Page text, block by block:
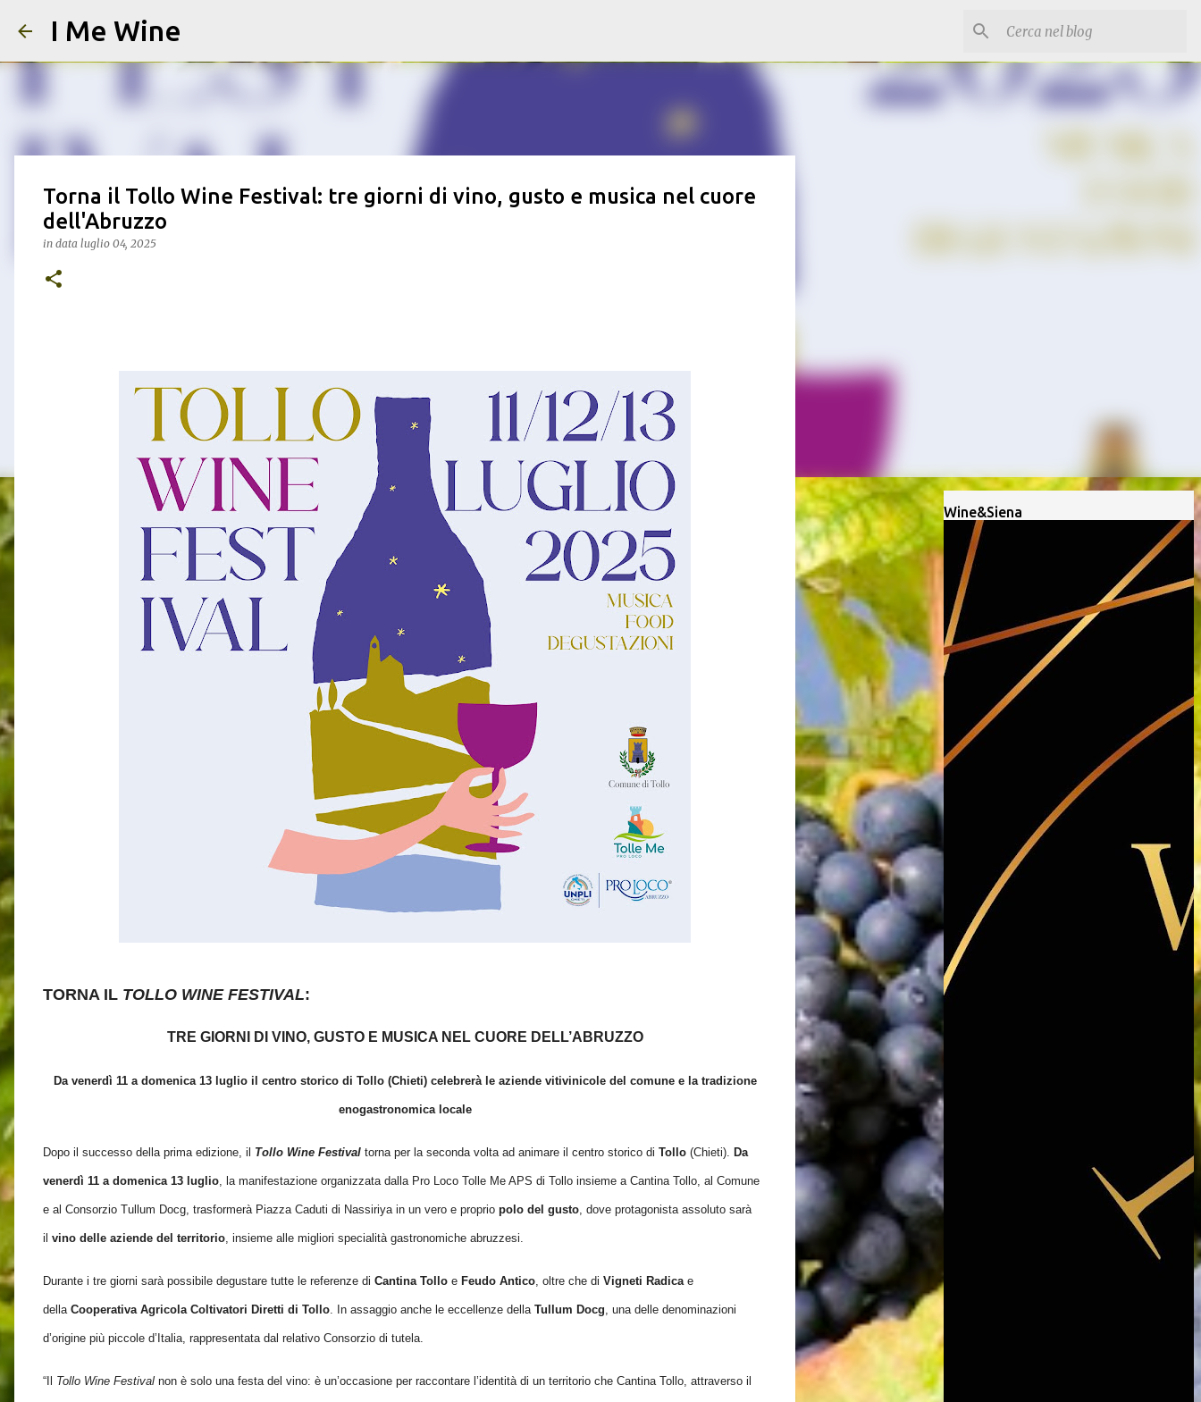
I Me Wine
Torna il Tollo Wine Festival: tre giorni di vino, gusto e musica nel cuore
dell'Abruzzo
in data luglio 04, 2025
TORNA IL TOLLO WINE FESTIVAL:
​TRE GIORNI DI VINO, GUSTO E MUSICA NEL CUORE DELL’ABRUZZO
Da venerdì 11 a domenica 13 luglio il centro storico di Tollo (Chieti) celebrerà le aziende vitivinicole del comune e la tradizione
enogastronomica locale
Dopo il successo della prima edizione, il Tollo Wine Festival torna per la seconda volta ad animare il centro storico di Tollo (Chieti). Da
venerdì 11 a domenica 13 luglio, la manifestazione organizzata dalla Pro Loco Tolle Me APS di Tollo insieme a Cantina Tollo, al Comune
e al Consorzio Tullum Docg, trasformerà Piazza Caduti di Nassiriya in un vero e proprio polo del gusto, dove protagonista assoluto sarà
il vino delle aziende del territorio, insieme alle migliori specialità gastronomiche abruzzesi.
Durante i tre giorni sarà possibile degustare tutte le referenze di Cantina Tollo e Feudo Antico, oltre che di Vigneti Radicae
della Cooperativa Agricola Coltivatori Diretti di Tollo. In assaggio anche le eccellenze della Tullum Docg, una delle denominazioni
d’origine più piccole d’Italia, rappresentata dal relativo Consorzio di tutela.
“Il Tollo Wine Festival non è solo una festa del vino: è un’occasione per raccontare l’identità di un territorio che Cantina Tollo, attraverso il
Wine&Siena